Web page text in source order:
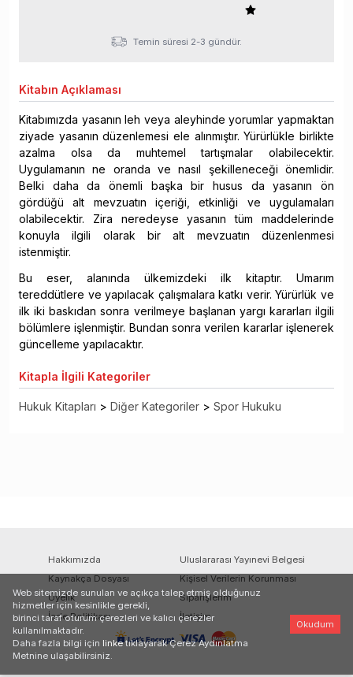
Temin süresi 2-3 gündür.
Kitabın Açıklaması
Kitabımızda yasanın leh veya aleyhinde yorumlar yapmaktan
ziyade yasanın düzenlemesi ele alınmıştır. Yürürlükle birlikte
azalma olsa da muhtemel tartışmalar olabilecektir.
Uygulamanın ne oranda ve nasıl şekilleneceği önemlidir.
Belki daha da önemli başka bir husus da yasanın ön
gördüğü alt mevzuatın içeriği, etkinliği ve uygulamaları
olabilecektir. Zira neredeyse yasanın tüm maddelerinde
konuyla ilgili olarak bir alt mevzuatın düzenlenmesi
istenmiştir.
Bu eser, alanında ülkemizdeki ilk kitaptır. Umarım
tereddütlere ve yapılacak çalışmalara katkı verir. Yürürlük ve
ilk iki baskıdan sonra verilmeye başlanan yargı kararları ilgili
bölümlere işlenmiştir. Bundan sonra verilen kararlar işlenerek
güncelleme yapılacaktır.
Kitapla İlgili Kategoriler
Hukuk Kitapları > Diğer Kategoriler > Spor Hukuku
Hakkımızda
Uluslararası Yayınevi Belgesi
Kaynakça Dosyası
Kişisel Verilerin Korunması
Üyelik
Siparişlerim
İade Politikası
İletişim
Web sitemizde sunulan ve açıkça talep etmiş olduğunuz
hizmetler için kesinlikle gerekli,
birinci taraf oturum çerezleri ve kalıcı çerezler
kullanılmaktadır.
Daha fazla bilgi için linke tıklayarak Çerez Aydınlatma
Metnine ulaşabilirsiniz.
Okudum